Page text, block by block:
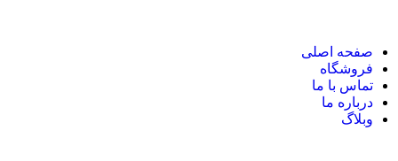
صفحه اصلی
فروشگاه
تماس با ما
درباره ما
وبلاگ